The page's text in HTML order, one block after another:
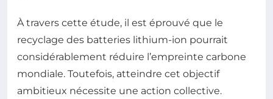
À travers cette étude, il est éprouvé que le
recyclage des batteries lithium-ion pourrait
considérablement réduire l’empreinte carbone
mondiale. Toutefois, atteindre cet objectif
ambitieux nécessite une action collective.